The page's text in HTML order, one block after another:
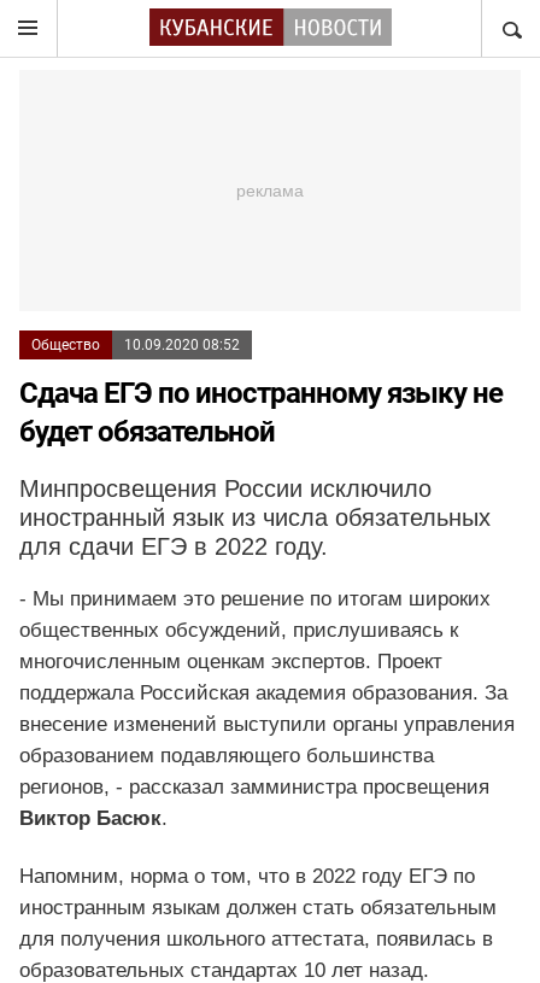
Общество 10.09.2020 08:52
Сдача ЕГЭ по иностранному языку не
будет обязательной
Минпросвещения России исключило
иностранный язык из числа обязательных
для сдачи ЕГЭ в 2022 году.
- Мы принимаем это решение по итогам широких
общественных обсуждений, прислушиваясь к
многочисленным оценкам экспертов. Проект
поддержала Российская академия образования. За
внесение изменений выступили органы управления
образованием подавляющего большинства
регионов, - рассказал замминистра просвещения
Виктор Басюк.
Напомним, норма о том, что в 2022 году ЕГЭ по
иностранным языкам должен стать обязательным
для получения школьного аттестата, появилась в
образовательных стандартах 10 лет назад.